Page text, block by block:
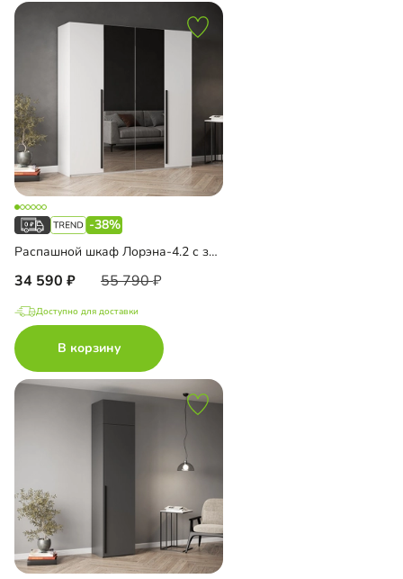
-38%
Распашной шкаф Лорэна-4.2 с зеркалом
34 590 55 790
Доступно для доставки
В корзину